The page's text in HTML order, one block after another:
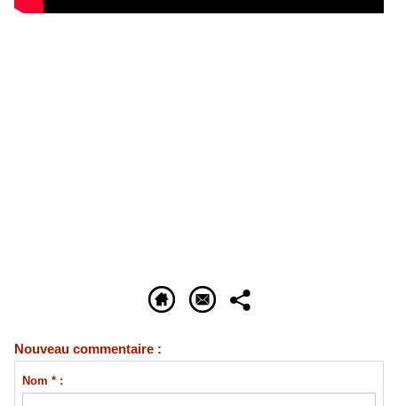
Nouveau commentaire :
Nom * :